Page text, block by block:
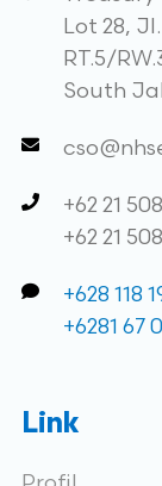
Lot 28,
RT.5/
South
+62 21
+62 21
+628 118
+6281
Link